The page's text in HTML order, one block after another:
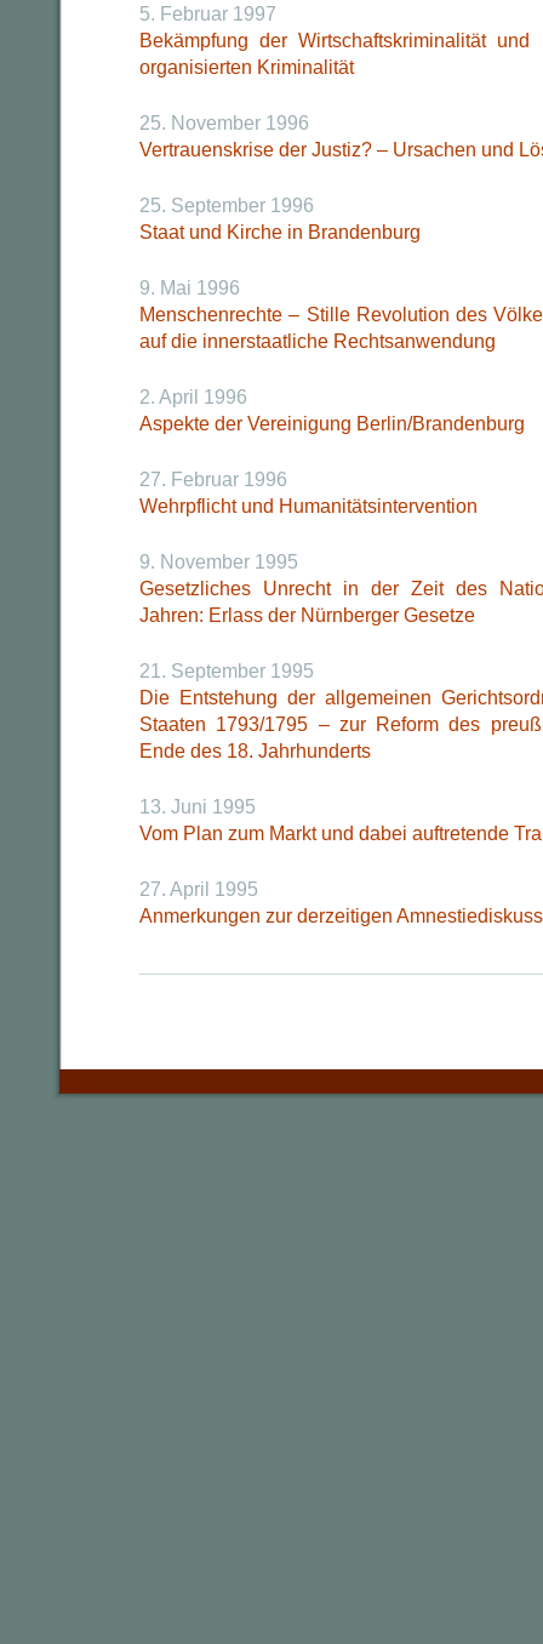
5. Februar 1997
Bekämpfung der Wirtschaftskriminalität
organisierten Kriminalität
25. November 1996
Vertrauenskrise der Justiz? – Ursachen und
25. September 1996
Staat und Kirche in Brandenburg
9. Mai 1996
Menschenrechte – Stille Revolution des
auf die innerstaatliche Rechtsanwendung
2. April 1996
Aspekte der Vereinigung Berlin/Brandenburg
27. Februar 1996
Wehrpflicht und Humanitätsintervention
9. November 1995
Gesetzliches Unrecht in der Zeit des
Jahren: Erlass der Nürnberger Gesetze
21. September 1995
Die Entstehung der allgemeinen
Staaten 1793/1795 – zur Reform des
Ende des 18. Jahrhunderts
13. Juni 1995
Vom Plan zum Markt und dabei auftretende
27. April 1995
Anmerkungen zur derzeitigen